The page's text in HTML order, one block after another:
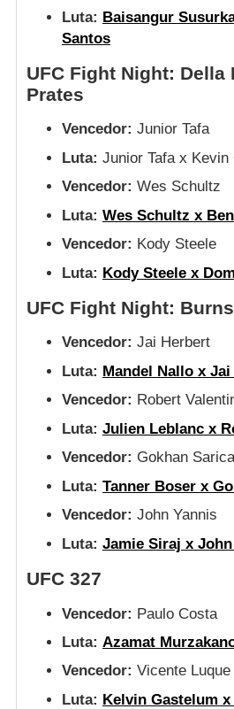
Luta: Baisangur
Santos
UFC Fight Night: Della
Prates
Vencedor: Junior Tafa
Luta: Junior Tafa x Kevin
Vencedor: Wes Schultz
Luta: Wes Schultz x
Vencedor: Kody Steele
Luta: Kody Steele x
UFC Fight Night:
Vencedor: Jai Herbert
Luta: Mandel Nallo x
Vencedor: Robert
Luta: Julien Leblanc x
Vencedor: Gokhan
Luta: Tanner Boser x
Vencedor: John Yannis
Luta: Jamie Siraj x
UFC 327
Vencedor: Paulo Costa
Luta: Azamat
Vencedor: Vicente Luque
Luta: Kelvin Gastelum